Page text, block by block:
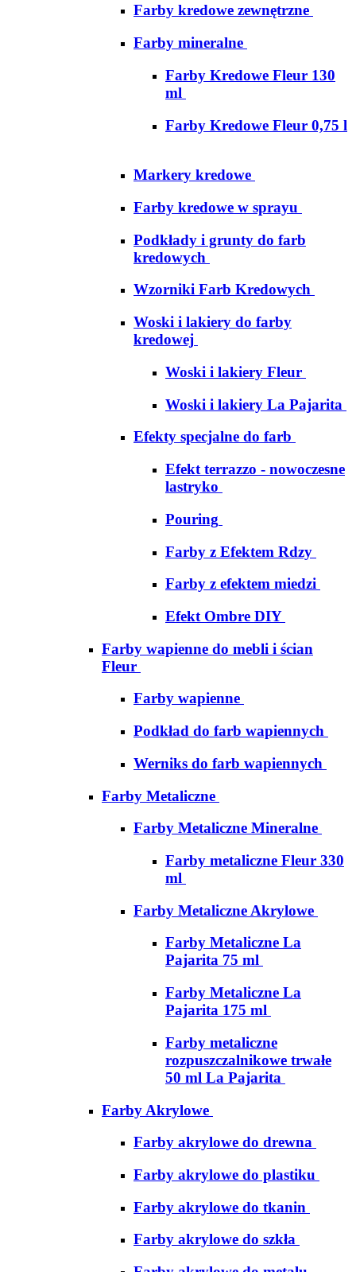
Farby kredowe zewnętrzne
Farby mineralne
Farby Kredowe Fleur 130
ml
Farby Kredowe Fleur 0,75 l
Markery kredowe
Farby kredowe w sprayu
Podkłady i grunty do farb
kredowych
Wzorniki Farb Kredowych
Woski i lakiery do farby
kredowej
Woski i lakiery Fleur
Woski i lakiery La Pajarita
Efekty specjalne do farb
Efekt terrazzo - nowoczesne
lastryko
Pouring
Farby z Efektem Rdzy
Farby z efektem miedzi
Efekt Ombre DIY
Farby wapienne do mebli i ścian
Fleur
Farby wapienne
Podkład do farb wapiennych
Werniks do farb wapiennych
Farby Metaliczne
Farby Metaliczne Mineralne
Farby metaliczne Fleur 330
ml
Farby Metaliczne Akrylowe
Farby Metaliczne La
Pajarita 75 ml
Farby Metaliczne La
Pajarita 175 ml
Farby metaliczne
rozpuszczalnikowe trwałe
50 ml La Pajarita
Farby Akrylowe
Farby akrylowe do drewna
Farby akrylowe do plastiku
Farby akrylowe do tkanin
Farby akrylowe do szkła